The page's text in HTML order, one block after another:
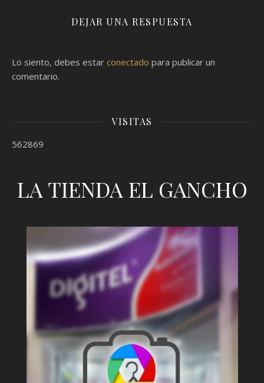
DEJAR UNA RESPUESTA
Lo siento, debes estar conectado para publicar un
comentario.
VISITAS
562869
LA TIENDA EL GANCHO